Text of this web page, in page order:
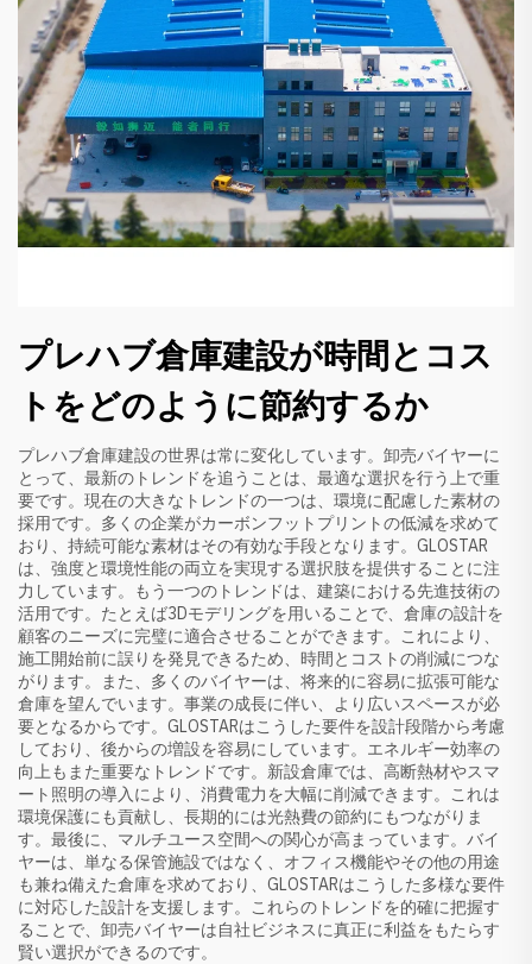
プレハブ倉庫建設が時間とコス
トをどのように節約するか
プレハブ倉庫建設の世界は常に変化しています。卸売バイヤーに
とって、最新のトレンドを追うことは、最適な選択を行う上で重
要です。現在の大きなトレンドの一つは、環境に配慮した素材の
採用です。多くの企業がカーボンフットプリントの低減を求めて
おり、持続可能な素材はその有効な手段となります。GLOSTAR
は、強度と環境性能の両立を実現する選択肢を提供することに注
力しています。もう一つのトレンドは、建築における先進技術の
活用です。たとえば3Dモデリングを用いることで、倉庫の設計を
顧客のニーズに完璧に適合させることができます。これにより、
施工開始前に誤りを発見できるため、時間とコストの削減につな
がります。また、多くのバイヤーは、将来的に容易に拡張可能な
倉庫を望んでいます。事業の成長に伴い、より広いスペースが必
要となるからです。GLOSTARはこうした要件を設計段階から考慮
しており、後からの増設を容易にしています。エネルギー効率の
向上もまた重要なトレンドです。新設倉庫では、高断熱材やスマ
ート照明の導入により、消費電力を大幅に削減できます。これは
環境保護にも貢献し、長期的には光熱費の節約にもつながりま
す。最後に、マルチユース空間への関心が高まっています。バイ
ヤーは、単なる保管施設ではなく、オフィス機能やその他の用途
も兼ね備えた倉庫を求めており、GLOSTARはこうした多様な要件
に対応した設計を支援します。これらのトレンドを的確に把握す
ることで、卸売バイヤーは自社ビジネスに真正に利益をもたらす
賢い選択ができるのです。